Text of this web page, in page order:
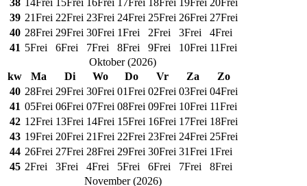
38 14Frei 15Frei 16Frei 17 Frei 18Frei 19Frei 20Frei
39 21Frei 22Frei 23Frei 24Frei 25Frei 26Frei 27Frei
40 28Frei 29Frei 30Frei 1Frei 2Frei 3Frei 4Frei
41 5Frei 6Frei 7Frei 8Frei 9Frei 10Frei 11Frei
Oktober(2026)
kw
Ma Di Wo Do Vr Za
Zo
40 28Frei 29Frei 30Frei 01Frei 02Frei 03Frei 04Frei
41 05Frei 06Frei 07Frei 08Frei 09Frei 10Frei 11Frei
42 12Frei 13Frei 14Frei 15Frei 16Frei 17Frei 18Frei
43 19Frei 20Frei 21Frei 22Frei 23Frei 24Frei 25Frei
44 26Frei 27Frei 28Frei 29Frei 30Frei 31Frei 1Frei
45 2Frei 3Frei 4Frei 5Frei 6Frei 7Frei 8Frei
November(2026)